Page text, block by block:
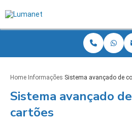
Home Informações Sistema avançado de
Sistema avançado
cartões